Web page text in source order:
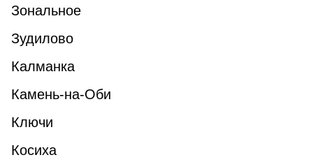
Зональное
Зудилово
Калманка
Камень-на-Оби
Ключи
Косиха